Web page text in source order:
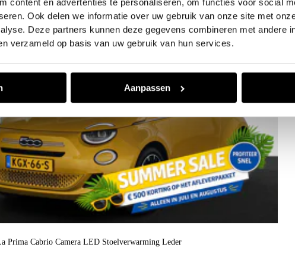
content en advertenties te personaliseren, om functies voor social
Ook delen we informatie over uw gebruik van onze site met
Deze partners kunnen deze gegevens combineren met andere
verzameld op basis van uw gebruik van hun services.
Aanpassen
Prima Cabrio Camera LED Stoelverwarming Leder